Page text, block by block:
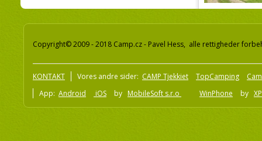
Copyright© 2009 - 2018 Camp.cz - Pavel Hess, alle rettigheder
KONTAKT Vores andre sider: CAMP Tjekkiet TopCamping
App: Android iOS by MobileSoft s.r.o WinPhone by